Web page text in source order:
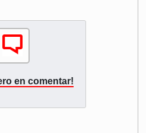
en comentar!